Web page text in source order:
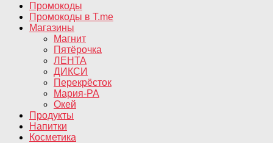
Промокоды
Промокоды в T.me
Магазины
Магнит
Пятёрочка
ЛЕНТА
ДИКСИ
Перекрёсток
Мария-РА
Окей
Продукты
Напитки
Косметика